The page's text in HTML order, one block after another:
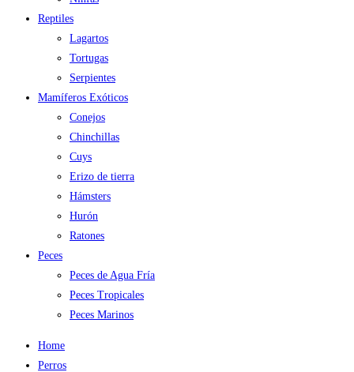
Reptiles
Lagartos
Tortugas
Serpientes
Mamíferos Exóticos
Conejos
Chinchillas
Cuys
Erizo de tierra
Hámsters
Hurón
Ratones
Peces
Peces de Agua Fría
Peces Tropicales
Peces Marinos
Home
Perros